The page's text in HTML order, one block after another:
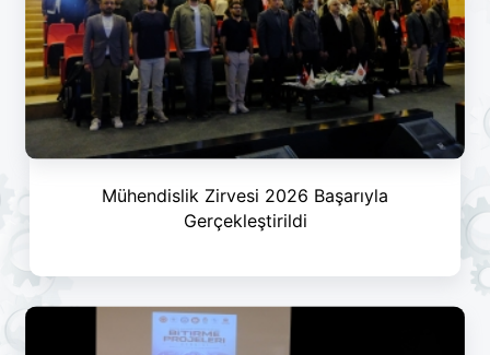
Mühendislik Zirvesi 2026 Başarıyla
Gerçekleştirildi